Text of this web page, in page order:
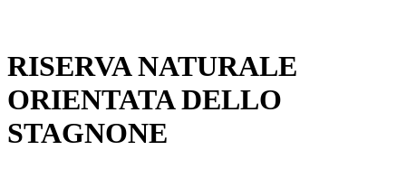
RISERVA NATURALE
ORIENTATA DELLO
STAGNONE